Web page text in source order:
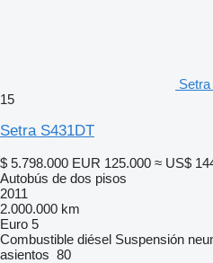
15
Setra S431DT
$ 5.798.000 EUR 125.000 ≈ US$
Autobús de dos pisos
2011
2.000.000 km
Euro 5
Combustible diésel Suspensión
asientos 80